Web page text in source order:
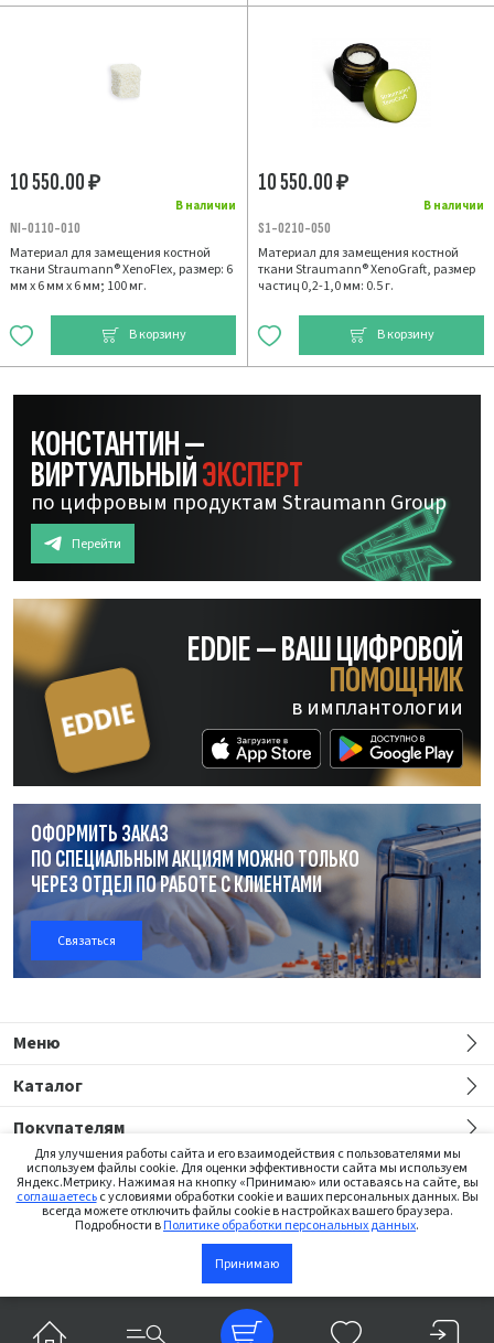
В корзину
В наличии
10 550.00₽
NI-0110-010
Материал для замещения костной
ткани Straumann® XenoFlex, размер: 6
мм х 6 мм х 6 мм; 100 мг.
В корзину
В наличии
10 550.00₽
S1-0210-050
Материал для замещения костной
ткани Straumann® XenoGraft, размер
частиц 0,2-1,0 мм: 0.5 г.
В корзину
КОНСТАНТИН —
ВИРТУАЛЬНЫЙЭКСПЕРТ
по цифровым продуктам Straumann Group
Перейти
EDDIE — ВАШ ЦИФРОВОЙ
ПОМОЩНИК
в имплантологии
ОФОРМИТЬ ЗАКАЗ
ПО СПЕЦИАЛЬНЫМ АКЦИЯМ МОЖНО ТОЛЬКО
ЧЕРЕЗ ОТДЕЛПО РАБОТЕС КЛИЕНТАМИ
Связаться
Меню
Каталог
Покупателям
Сайт предназначен только для медицинских работников
©2026 Institut Straumann AG
Для улучшения работы сайта и его взаимодействия с пользователями мы
используем файлы cookie. Для оценки эффективности сайта мы используем
Яндекс.Метрику. Нажимая на кнопку «Принимаю» или оставаясь на сайте, вы
соглашаетесьс условиями обработки cookie и ваших персональных данных. Вы
всегда можете отключить файлы cookie в настройках вашего браузера.
Подробности вПолитике обработки персональных данных.
Принимаю